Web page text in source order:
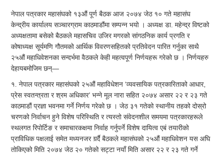
नेपाल पत्रकार महासंघको १३औं पूर्ण बैठक आज २०७४ जेठ १० गते महासंघ
केन्द्रीय कार्यालय सञ्चारग्राम काठमाडौंमा सम्पन्न भयो । अध्यक्ष डा. महेन्द्र विष्टको
अध्यक्षतामा बसेको बैठकले महासचिव उजिर मगरको सांगठनिक कार्य प्रगति र
कोषाध्यक्ष सूर्यमणि गौतमको आर्थिक विवरणसहितको प्रतिवेदन पारित गर्नुका साथै
२५औं महाधिवेशनका सन्दर्भमा वैठकले केही महत्वपूर्ण निर्णयहरू गरेको छ । निर्णयहरु
देहायबमोजिम छन्—
१. नेपाल पत्रकार महासंघको२५औं महाविधेशन ‘व्यवसायिक पत्रकारिताको आधार,
प्रेस स्वतन्त्रता र श्रम अधिकार’ भन्ने मूल नारा सहित २०७४ असार २२ र २३ गते
काठमाडौं प्रज्ञा भवनमा गर्ने निर्णय गरेको छ । जेठ ३१ गतेको स्थानीय तहको दोस्रो
चरणको निर्वाचन हुने विशेष परिस्थिति र त्यस्तो संवेदनशील समयमा पत्रकारहरूले
स्थलगत रिपोर्टिङ र समाचारकक्षमा निर्वाह गर्नुपर्ने विशेष दायित्व एबं तयारीको
प्राविधिक पक्षलाई समेत मध्यनजर गर्र्दै बैठकले महासंघको २५औं महाधिवेशन यस अघि
तोकिएको मिति २०७४ जेठ २० गतेको सट्टा नयाँ मिति असार २२ र २३ गते गर्ने